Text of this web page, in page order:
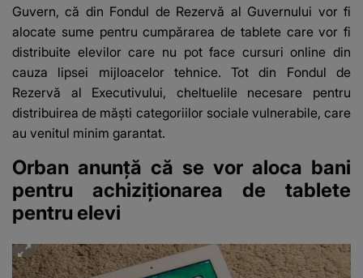
Guvern, că din Fondul de Rezervă al Guvernului vor fi
alocate sume pentru cumpărarea de tablete care vor fi
distribuite elevilor care nu pot face cursuri online din
cauza lipsei mijloacelor tehnice. Tot din Fondul de
Rezervă al Executivului, cheltuelile necesare pentru
distribuirea de măşti categoriilor sociale vulnerabile, care
au venitul minim garantat.
Orban anunţă că se vor aloca bani
pentru achiziţionarea de tablete
pentru elevi